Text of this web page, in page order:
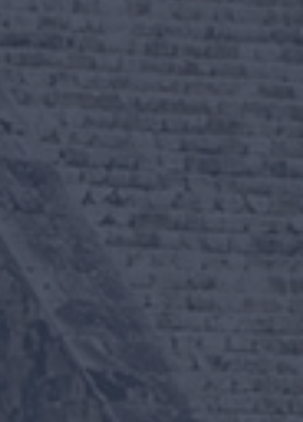
Inicio
Viajes destacados
Todos los destinos
Últimas ofertas
Únete al equipo